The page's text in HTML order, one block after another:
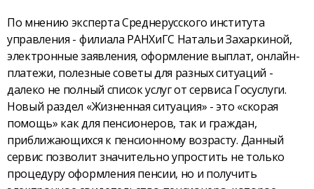
По мнению эксперта Среднерусского института
управления - филиала РАНХиГС Натальи Захаркиной,
электронные заявления, оформление выплат, онлайн-
платежи, полезные советы для разных ситуаций -
далеко не полный список услуг от сервиса Госуслуги.
Новый раздел «Жизненная ситуация» - это «скорая
помощь» как для пенсионеров, так и граждан,
приближающихся к пенсионному возрасту. Данный
сервис позволит значительно упростить не только
процедуру оформления пенсии, но и получить